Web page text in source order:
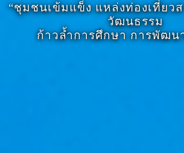
“ชุมชนเข้มแข็ง แหล่งท่องเที่ยว
วัฒนธรรม
ก้าวล้ำการศึกษา การพัฒน